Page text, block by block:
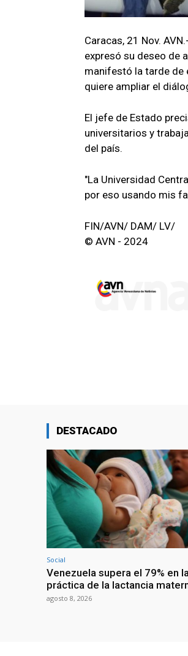
Caracas, 21 Nov.
expresó su deseo de
manifestó la tarde de
quiere ampliar el
El jefe de Estado
universitarios y
del país.
"La Universidad
por eso usando mis
FIN/AVN/ DAM/ LV/
© AVN - 2024
DESTACADO
Social
Venezuela supera el 79% en
práctica de la lactancia
agosto 8, 2026